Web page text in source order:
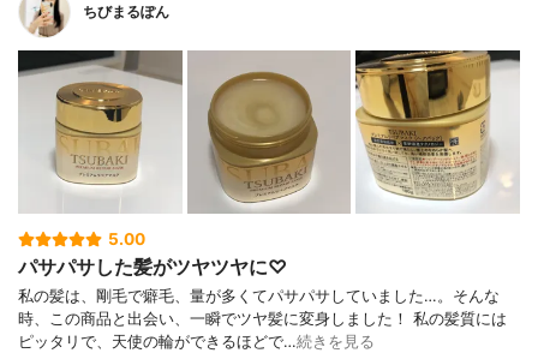
ちびまるぽん
5.00
パサパサした髪がツヤツヤに♡
私の髪は、剛毛で癖毛、量が多くてパサパサしていました…。そんな
時、この商品と出会い、一瞬でツヤ髪に変身しました！ 私の髪質には
ピッタリで、天使の輪ができるほどで…続きを見る